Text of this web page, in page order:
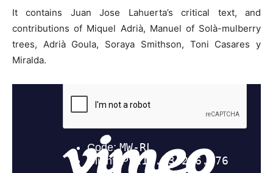
It contains Juan Jose Lahuerta’s critical text, and
contributions of Miquel Adrià, Manuel of Solà-mulberry
trees, Adrià Goula, Soraya Smithson, Toni Casares y
Miralda.